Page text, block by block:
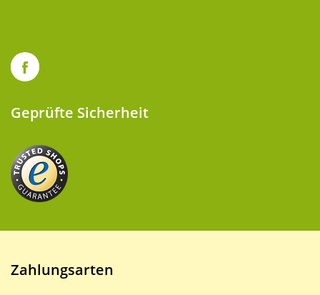
Geprüfte Sicherheit
Zahlungsarten